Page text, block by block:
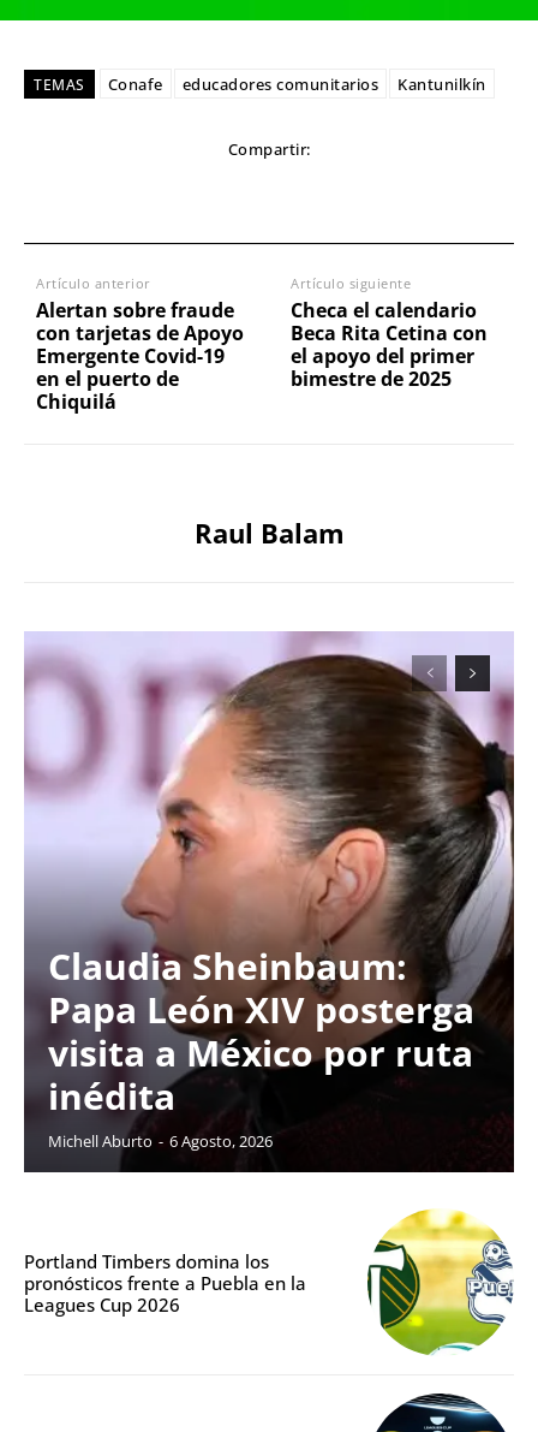
TEMAS Conafe educadores comunitarios Kantunilkín
Compartir:
Artículo anterior
Alertan sobre fraude
con tarjetas de Apoyo
Emergente Covid-19
en el puerto de
Chiquilá
Artículo siguiente
Checa el calendario
Beca Rita Cetina con
el apoyo del primer
bimestre de 2025
Raul Balam
Claudia Sheinbaum:
Papa León XIV posterga
visita a México por ruta
inédita
Michell Aburto - 6 Agosto, 2026
Portland Timbers domina los
pronósticos frente a Puebla en la
Leagues Cup 2026